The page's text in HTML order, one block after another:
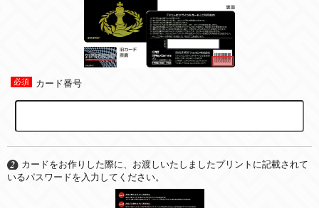
カード番号
カードをお作りした際に、お渡しいたしましたプリントに記載されて
いるパスワードを入力してください。